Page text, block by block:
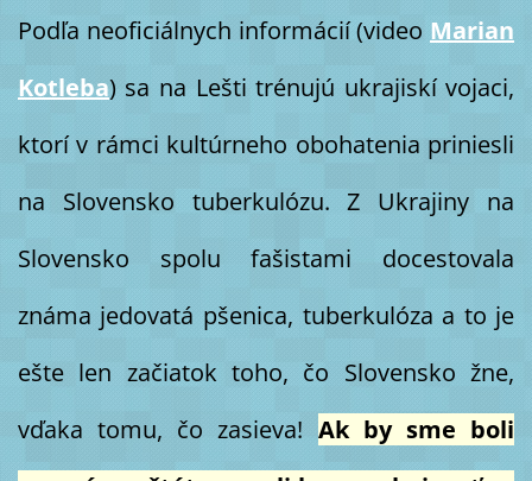
Podľa neoficiálnych informácií (video Marian
Kotleba) sa na Lešti trénujú ukrajiskí vojaci,
ktorí v rámci kultúrneho obohatenia priniesli
na Slovensko tuberkulózu. Z Ukrajiny na
Slovensko spolu fašistami docestovala
známa jedovatá pšenica, tuberkulóza a to je
ešte len začiatok toho, čo Slovensko žne,
vďaka tomu, čo zasieva! Ak by sme boli